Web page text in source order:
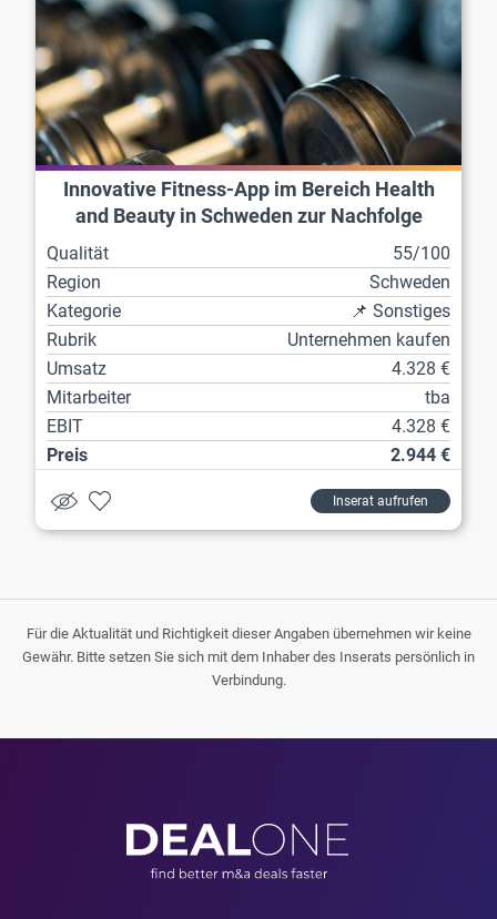
Innovative Fitness-App im Bereich Health
and Beauty in Schweden zur Nachfolge
Qualität
55/100
Region
Schweden
Kategorie
📌 Sonstiges
Rubrik
Unternehmen kaufen
Umsatz
4.328 €
Mitarbeiter
tba
EBIT
4.328 €
Preis
2.944 €
Inserat aufrufen
Für die Aktualität und Richtigkeit dieser Angaben übernehmen wir keine
Gewähr. Bitte setzen Sie sich mit dem Inhaber des Inserats persönlich in
Verbindung.